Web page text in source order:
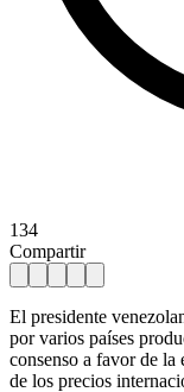
134
Compartir
El presidente
por varios países
consenso a favor de
de los precios